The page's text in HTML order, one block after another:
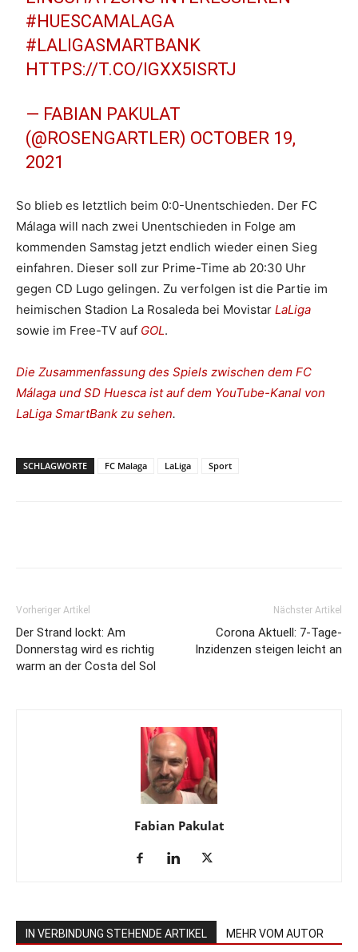
#HUESCAMALAGA
#LALIGASMARTBANK
HTTPS://T.CO/IGXX5ISRTJ
— FABIAN PAKULAT
(@ROSENGARTLER) OCTOBER 19,
2021
So blieb es letztlich beim 0:0-Unentschieden. Der FC
Málaga will nach zwei Unentschieden in Folge am
kommenden Samstag jetzt endlich wieder einen Sieg
einfahren. Dieser soll zur Prime-Time ab 20:30 Uhr
gegen CD Lugo gelingen. Zu verfolgen ist die Partie im
heimischen Stadion La Rosaleda bei Movistar LaLiga
sowie im Free-TV auf GOL.
Die Zusammenfassung des Spiels zwischen dem FC
Málaga und SD Huesca ist auf dem YouTube-Kanal von
LaLiga SmartBank zu sehen.
SCHLAGWORTE FC Malaga LaLiga Sport
Vorheriger Artikel
Der Strand lockt: Am
Donnerstag wird es richtig
warm an der Costa del Sol
Nächster Artikel
Corona Aktuell: 7-Tage-
Inzidenzen steigen leicht an
Fabian Pakulat
IN VERBINDUNG STEHENDE ARTIKEL MEHR VOM AUTOR